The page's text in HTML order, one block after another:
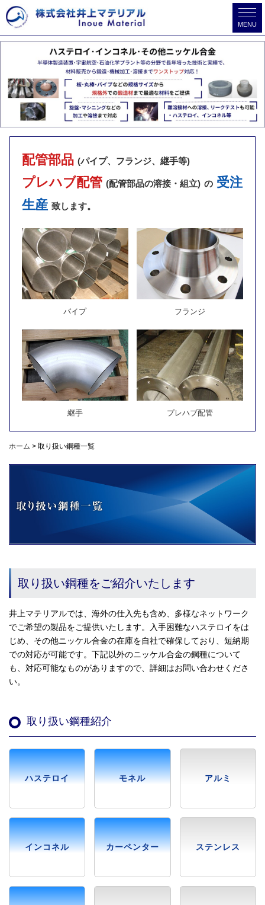
MENU
配管部品 (パイプ、フランジ、継手等)
プレハブ配管 (配管部品の溶接・組立) の 受注
生産 致します。
パイプ フランジ
継手 プレハブ配管
ホーム > 取り扱い鋼種一覧
取り扱い鋼種をご紹介いたします
井上マテリアルでは、海外の仕入先も含め、多様なネットワーク
でご希望の製品をご提供いたします。入手困難なハステロイをは
じめ、その他ニッケル合金の在庫を自社で確保しており、短納期
での対応が可能です。下記以外のニッケル合金の鋼種について
も、対応可能なものがありますので、詳細はお問い合わせくださ
い。
取り扱い鋼種紹介
ハステロイ モネル アルミ
インコネル カーペンター ステンレス